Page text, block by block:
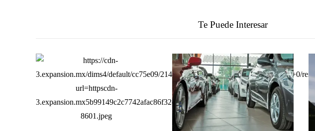
Te Puede Interesar